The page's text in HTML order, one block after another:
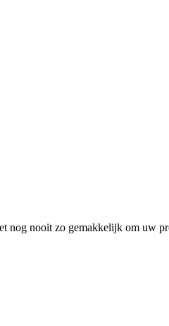
nog nooit zo gemakkelijk om uw